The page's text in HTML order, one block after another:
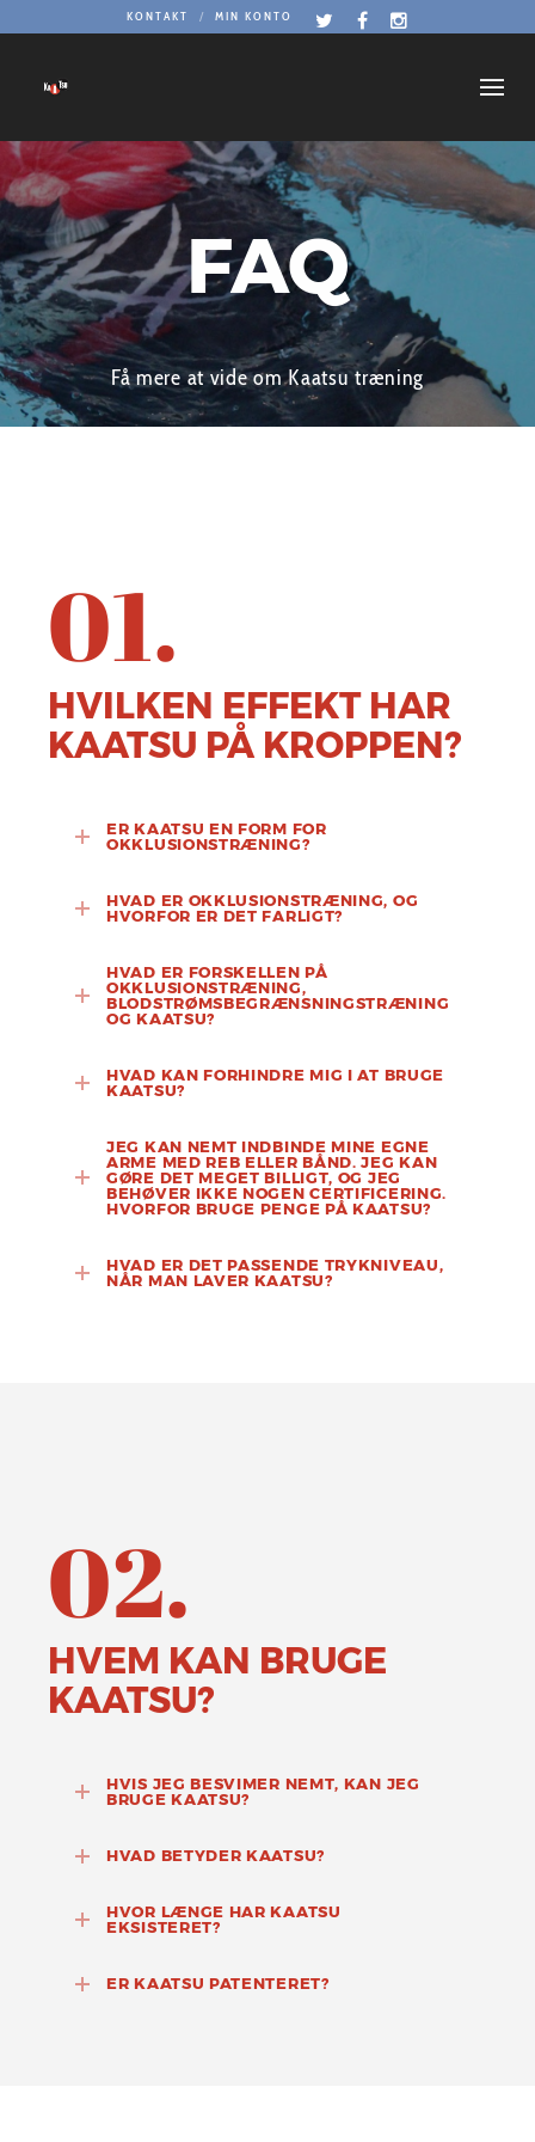
KONTAKT MIN KONTO
FAQ
Få mere at vide om Kaatsu træning
01.
HVILKEN EFFEKT HAR
KAATSU PÅ KROPPEN?
ER KAATSU EN FORM FOR
OKKLUSIONSTRÆNING?
HVAD ER OKKLUSIONSTRÆNING, OG
HVORFOR ER DET FARLIGT?
HVAD ER FORSKELLEN PÅ
OKKLUSIONSTRÆNING,
BLODSTRØMSBEGRÆNSNINGSTRÆNING
OG KAATSU?
HVAD KAN FORHINDRE MIG I AT BRUGE
KAATSU?
JEG KAN NEMT INDBINDE MINE EGNE
ARME MED REB ELLER BÅND. JEG KAN
GØRE DET MEGET BILLIGT, OG JEG
BEHØVER IKKE NOGEN CERTIFICERING.
HVORFOR BRUGE PENGE PÅ KAATSU?
HVAD ER DET PASSENDE TRYKNIVEAU,
NÅR MAN LAVER KAATSU?
02.
HVEM KAN BRUGE
KAATSU?
HVIS JEG BESVIMER NEMT, KAN JEG
BRUGE KAATSU?
HVAD BETYDER KAATSU?
HVOR LÆNGE HAR KAATSU
EKSISTERET?
ER KAATSU PATENTERET?